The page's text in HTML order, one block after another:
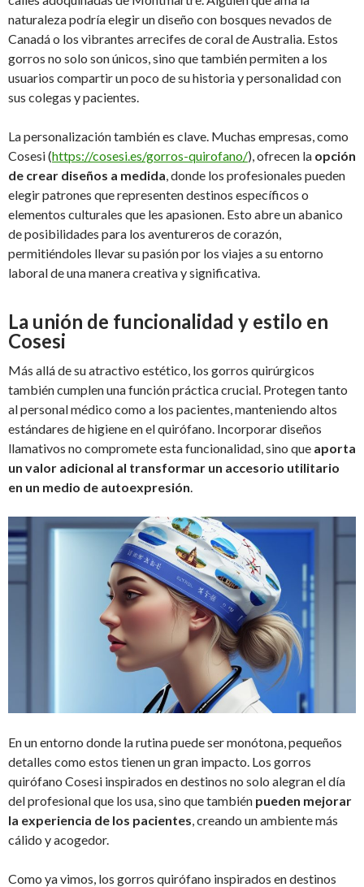
naturaleza podría elegir un diseño con bosques nevados de
Canadá o los vibrantes arrecifes de coral de Australia. Estos
gorros no solo son únicos, sino que también permiten a los
usuarios compartir un poco de su historia y personalidad con
sus colegas y pacientes.
La personalización también es clave. Muchas empresas, como
Cosesi (https://cosesi.es/gorros-quirofano/), ofrecen la opción
de crear diseños a medida, donde los profesionales pueden
elegir patrones que representen destinos específicos o
elementos culturales que les apasionen. Esto abre un abanico
de posibilidades para los aventureros de corazón,
permitiéndoles llevar su pasión por los viajes a su entorno
laboral de una manera creativa y significativa.
La unión de funcionalidad y estilo en
Cosesi
Más allá de su atractivo estético, los gorros quirúrgicos
también cumplen una función práctica crucial. Protegen tanto
al personal médico como a los pacientes, manteniendo altos
estándares de higiene en el quirófano. Incorporar diseños
llamativos no compromete esta funcionalidad, sino que aporta
un valor adicional al transformar un accesorio utilitario
en un medio de autoexpresión.
En un entorno donde la rutina puede ser monótona, pequeños
detalles como estos tienen un gran impacto. Los gorros
quirófano Cosesi inspirados en destinos no solo alegran el día
del profesional que los usa, sino que también pueden mejorar
la experiencia de los pacientes, creando un ambiente más
cálido y acogedor.
Como ya vimos, los gorros quirófano inspirados en destinos